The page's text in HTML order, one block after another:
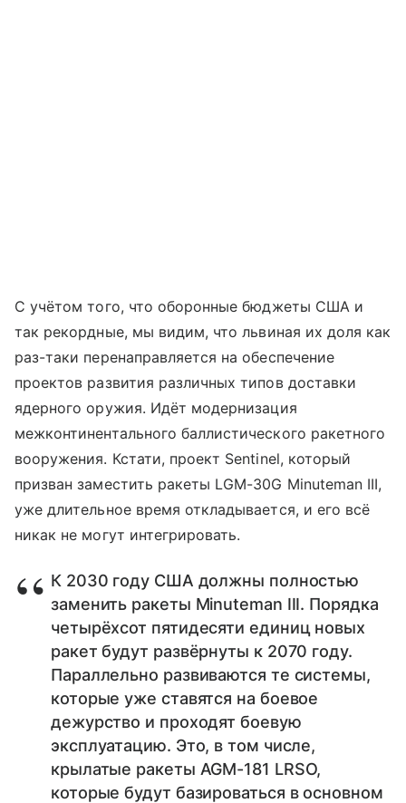
С учётом того, что оборонные бюджеты США и
так рекордные, мы видим, что львиная их доля как
раз-таки перенаправляется на обеспечение
проектов развития различных типов доставки
ядерного оружия. Идёт модернизация
межконтинентального баллистического ракетного
вооружения. Кстати, проект Sentinel, который
призван заместить ракеты LGM-30G Minuteman III,
уже длительное время откладывается, и его всё
никак не могут интегрировать.
К 2030 году США должны полностью
заменить ракеты Minuteman III. Порядка
четырёхсот пятидесяти единиц новых
ракет будут развёрнуты к 2070 году.
Параллельно развиваются те системы,
которые уже ставятся на боевое
дежурство и проходят боевую
эксплуатацию. Это, в том числе,
крылатые ракеты AGM-181 LRSO,
которые будут базироваться в основном